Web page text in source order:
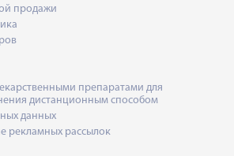
продажи
препаратами для
дистанционным способом
данных
рекламных рассылок